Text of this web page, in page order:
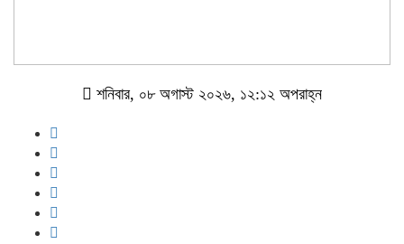
শনিবার, ০৮ অগাস্ট ২০২৬, ১২:১২ অপরাহ্ন